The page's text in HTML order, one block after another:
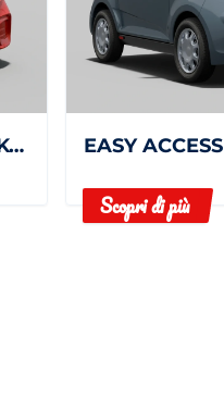
CITY PACK ELETTRICA 7,5 KWH EASY ACCESS
Scopri di più